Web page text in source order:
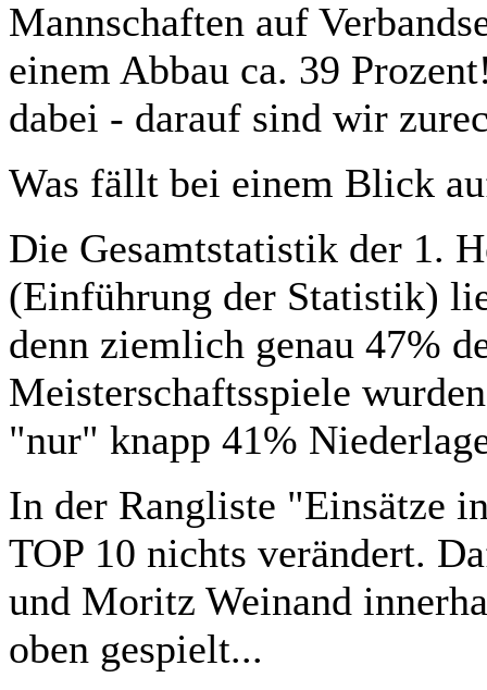
Mannschaften auf
einem Abbau ca. 39
dabei - darauf sind wir
Was fällt bei einem Blick
Die Gesamtstatistik der 1.
(Einführung der Statistik)
denn ziemlich genau 47%
Meisterschaftsspiele
"nur" knapp 41%
In der Rangliste "Einsätze
TOP 10 nichts verändert.
und Moritz Weinand
oben gespielt...